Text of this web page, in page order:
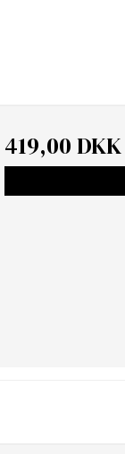
419,00 DKK